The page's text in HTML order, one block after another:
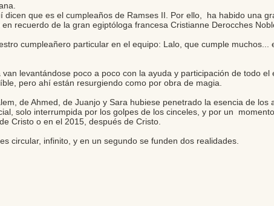
dicen que es el cumpleaños de Ramses II. Por ello, ha habido una
recuerdo de la gran egiptóloga francesa Cristianne Derocches
cumpleañero particular en el equipo: Lalo, que cumple muchos...
levantándose poco a poco con la ayuda y participación de todo
pero ahí están resurgiendo como por obra de magia.
de Ahmed, de Juanjo y Sara hubiese penetrado la esencia de los
solo interrumpida por los golpes de los cinceles, y por un
Cristo o en el 2015, después de Cristo.
circular, infinito, y en un segundo se funden dos realidades.